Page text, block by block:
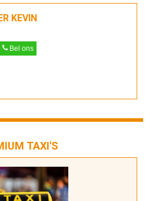
KEVIN
Bel ons
TAXI'S